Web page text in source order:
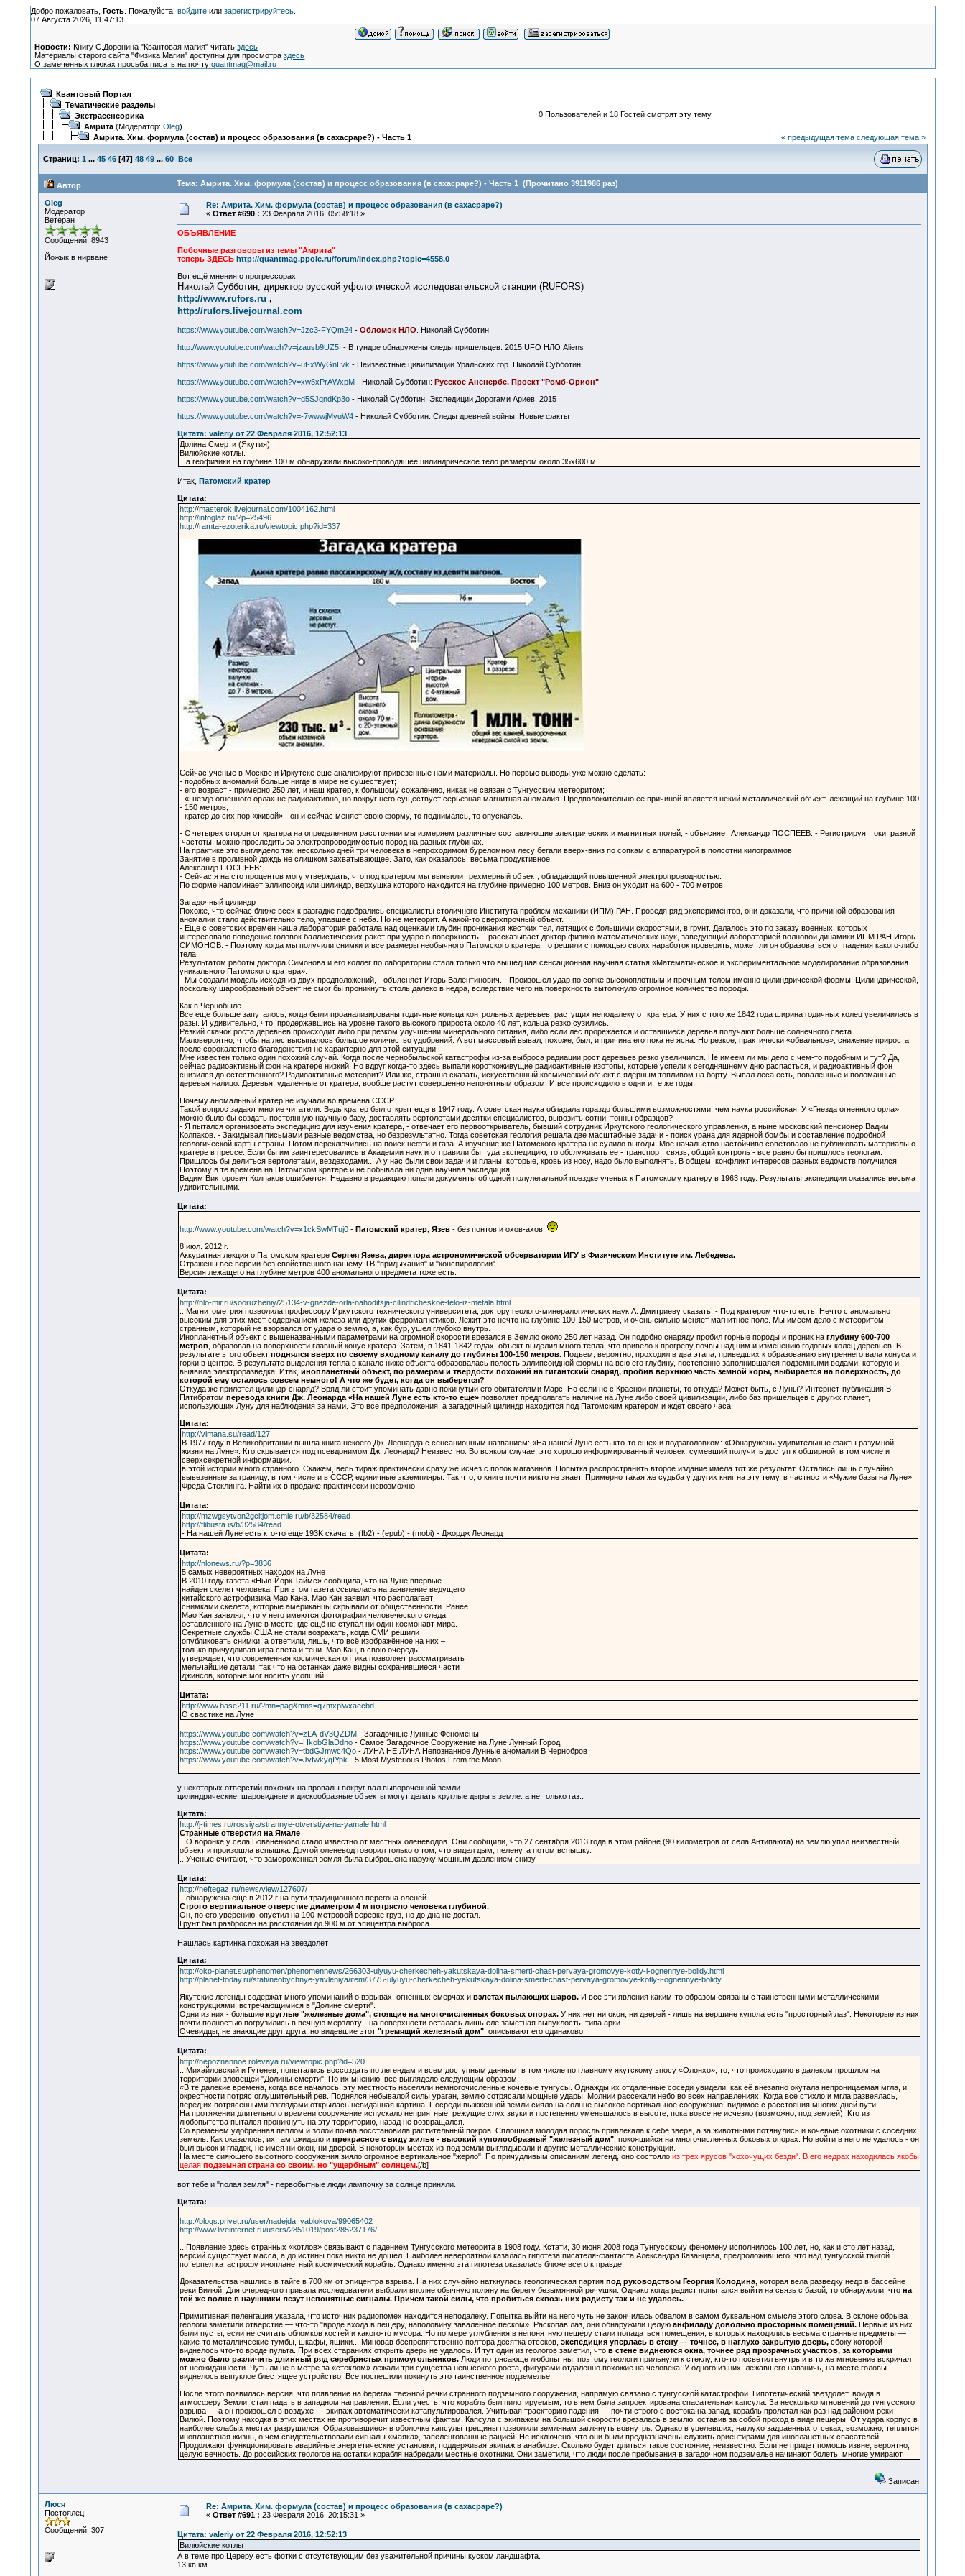
Добро пожаловать, Гость. Пожалуйста, войдитеили зарегистрируйтесь.
07 Августа 2026, 11:47:13
Новости: Книгу С.Доронина "Квантовая магия" читатьздесь
Материалы старого сайта "Физика Магии" доступны для просмотраздесь
О замеченных глюках просьба писать на почтуquantmag@mail.ru
Квантовый Портал
Тематические разделы
Экстрасенсорика
Амрита(Модератор: Oleg)
Амрита. Хим. формула (состав) и процесс образования (в сахасраре?) - Часть 1
0 Пользователей и 18 Гостей смотрят эту тему.
« предыдущая тема следующая тема »
Страниц: 1 ... 45 46[47] 48 49 ... 60 Все
Автор Тема: Амрита. Хим. формула (состав) и процесс образования (в сахасраре?) - Часть 1 (Прочитано 3911986 раз)
Oleg
Модератор
Ветеран
Сообщений: 8943
Йожык в нирване
Re: Амрита. Хим. формула (состав) и процесс образования (в сахасраре?)
« Ответ #690 : 23 Февраля 2016, 05:58:18 »
ОБЪЯВЛЕНИЕ
Побочные разговоры из темы "Амрита"
теперь ЗДЕСЬ http://quantmag.ppole.ru/forum/index.php?topic=4558.0
Вот ещё мнения о прогрессорах
Николай Субботин, директор русской уфологической исследовательской станции (RUFORS)
http://www.rufors.ru ,
http://rufors.livejournal.com
https://www.youtube.com/watch?v=Jzc3-FYQm24- Обломок НЛО . Николай Субботин
http://www.youtube.com/watch?v=jzausb9UZ5I - В тундре обнаружены следы пришельцев. 2015 UFO НЛО Aliens
https://www.youtube.com/watch?v=uf-xWyGnLvk - Неизвестные цивилизации Уральских гор. Николай Субботин
https://www.youtube.com/watch?v=xw5xPrAWxpM - Николай Субботин: Русское Аненербе. Проект "Ромб-Орион"
https://www.youtube.com/watch?v=d5SJqndKp3o- Николай Субботин. Экспедиции Дорогами Ариев. 2015
https://www.youtube.com/watch?v=-7wwwjMyuW4- Николай Субботин. Следы древней войны. Новые факты
Цитата: valeriy от 22 Февраля 2016, 12:52:13
Долина Смерти (Якутия)
Вилюйские котлы.
...а геофизики на глубине 100 м обнаружили высоко-проводящее цилиндрическое тело размером около 35х600 м.
Итак,
Патомский кратер
Цитата:
http://masterok.livejournal.com/1004162.html
http://infoglaz.ru/?p=25496
http://ramta-ezoterika.ru/viewtopic.php?id=337
Сейчас ученые в Москве и Иркутске еще анализируют привезенные нами материалы. Но первые выводы уже можно сделать:
- подобных аномалий больше нигде в мире не существует;
- его возраст - примерно 250 лет, и наш кратер, к большому сожалению, никак не связан с Тунгусским метеоритом;
- «Гнездо огненного орла» не радиоактивно, но вокруг него существует серьезная магнитная аномалия. Предположительно ее причиной является некий металлический объект, лежащий на глубине 100
- 150 метров;
- кратер до сих пор «живой» - он и сейчас меняет свою форму, то поднимаясь, то опускаясь.
- С четырех сторон от кратера на определенном расстоянии мы измеряем различные составляющие электрических и магнитных полей, - объясняет Александр ПОСПЕЕВ. - Регистрируя токи разной
частоты, можно проследить за электропроводимостью пород на разных глубинах.
На практике это выглядело так: несколько дней три человека в непроходимом буреломном лесу бегали вверх-вниз по сопкам с аппаратурой в полсотни килограммов.
Занятие в проливной дождь не слишком захватывающее. Зато, как оказалось, весьма продуктивное.
Александр ПОСПЕЕВ:
- Сейчас я на сто процентов могу утверждать, что под кратером мы выявили трехмерный объект, обладающий повышенной электропроводностью.
По форме напоминает эллипсоид или цилиндр, верхушка которого находится на глубине примерно 100 метров. Вниз он уходит на 600 - 700 метров.
Загадочный цилиндр
Похоже, что сейчас ближе всех к разгадке подобрались специалисты столичного Института проблем механики (ИПМ) РАН. Проведя ряд экспериментов, они доказали, что причиной образования
аномалии стало действительно тело, упавшее с неба. Но не метеорит. А какой-то сверхпрочный объект.
- Еще с советских времен наша лаборатория работала над оценками глубин проникания жестких тел, летящих с большими скоростями, в грунт. Делалось это по заказу военных, которых
интересовало поведение головок баллистических ракет при ударе о поверхность, - рассказывает доктор физико-математических наук, заведующий лабораторией волновой динамики ИПМ РАН Игорь
СИМОНОВ. - Поэтому когда мы получили снимки и все размеры необычного Патомского кратера, то решили с помощью своих наработок проверить, может ли он образоваться от падения какого-либо
тела.
Результатом работы доктора Симонова и его коллег по лаборатории стала только что вышедшая сенсационная научная статья «Математическое и экспериментальное моделирование образования
уникального Патомского кратера».
- Мы создали модель исходя из двух предположений, - объясняет Игорь Валентинович. - Произошел удар по сопке высокоплотным и прочным телом именно цилиндрической формы. Цилиндрической,
поскольку шарообразный объект не смог бы проникнуть столь далеко в недра, вследствие чего на поверхность вытолкнуло огромное количество породы.
Как в Чернобыле...
Все еще больше запуталось, когда были проанализированы годичные кольца контрольных деревьев, растущих неподалеку от кратера. У них с того же 1842 года ширина годичных колец увеличилась в
разы. И удивительно, что, продержавшись на уровне такого высокого прироста около 40 лет, кольца резко сузились.
Резкий скачок роста деревьев происходит либо при резком улучшении минерального питания, либо если лес прорежается и оставшиеся деревья получают больше солнечного света.
Маловероятно, чтобы на лес высыпалось большое количество удобрений. А вот массовый вывал, похоже, был, и причина его пока не ясна. Но резкое, практически «обвальное», снижение прироста
после сорокалетнего благоденствия не характерно для этой ситуации.
Мне известен только один похожий случай. Когда после чернобыльской катастрофы из-за выброса радиации рост деревьев резко увеличился. Не имеем ли мы дело с чем-то подобным и тут? Да,
сейчас радиоактивный фон на кратере низкий. Но вдруг когда-то здесь выпали короткоживущие радиоактивные изотопы, которые успели к сегодняшнему дню распасться, и радиоактивный фон
снизился до естественного? Радиоактивные метеорит? Или же, страшно сказать, искусственный космический объект с ядерным топливом на борту. Вывал леса есть, поваленные и поломанные
деревья налицо. Деревья, удаленные от кратера, вообще растут совершенно непонятным образом. И все происходило в одни и те же годы.
Почему аномальный кратер не изучали во времена СССР
Такой вопрос задают многие читатели. Ведь кратер был открыт еще в 1947 году. А советская наука обладала гораздо большими возможностями, чем наука российская. У «Гнезда огненного орла»
можно было бы создать постоянную научную базу, доставлять вертолетами десятки специалистов, вывозить сотни, тонны образцов?
- Я пытался организовать экспедицию для изучения кратера, - отвечает его первооткрыватель, бывший сотрудник Иркутского геологического управления, а ныне московский пенсионер Вадим
Колпаков. - Закидывал письмами разные ведомства, но безрезультатно. Тогда советская геология решала две масштабные задачи - поиск урана для ядерной бомбы и составление подробной
геологической карты страны. Потом переключились на поиск нефти и газа. А изучение же Патомского кратера не сулило выгоды. Мое начальство настойчиво советовало не публиковать материалы о
кратере в прессе. Если бы им заинтересовались в Академии наук и отправили бы туда экспедицию, то обслуживать ее - транспорт, связь, общий контроль - все равно бы пришлось геологам.
Пришлось бы делиться вертолетами, вездеходами... А у нас были свои задачи и планы, которые, кровь из носу, надо было выполнять. В общем, конфликт интересов разных ведомств получился.
Поэтому в те времена на Патомском кратере и не побывала ни одна научная экспедиция.
Вадим Викторович Колпаков ошибается. Недавно в редакцию попали документы об одной полулегальной поездке ученых к Патомскому кратеру в 1963 году. Результаты экспедиции оказались весьма
удивительными.
Цитата:
http://www.youtube.com/watch?v=x1ckSwMTuj0- Патомский кратер, Язев- без понтов и охов-ахов.
8 июл. 2012 г.
Аккуратная лекция о Патомском кратере Сергея Язева, директора астрономической обсерватории ИГУ в Физическом Институте им. Лебедева.
Отражены все версии без свойственного нашему ТВ "придыхания" и "конспирологии".
Версия лежащего на глубине метров 400 аномального предмета тоже есть.
Цитата:
http://nlo-mir.ru/sooruzheniy/25134-v-gnezde-orla-nahoditsja-cilindricheskoe-telo-iz-metala.html
...Магнитометрия позволила профессору Иркутского технического университета, доктору геолого-минералогических наук А. Дмитриеву сказать: - Под кратером что-то есть. Нечто с аномально
высоким для этих мест содержанием железа или других ферромагнетиков. Лежит это нечто на глубине 100-150 метров, и очень сильно меняет магнитное поле. Мы имеем дело с метеоритом
странным, который не взорвался от удара о землю, а, как бур, ушел глубоко внутрь.
Инопланетный объект с вышеназванными параметрами на огромной скорости врезался в Землю около 250 лет назад. Он подобно снаряду пробил горные породы и проник на глубину 600-700
метров, образовав на поверхности главный конус кратера. Затем, в 1841-1842 годах, объект выделил много тепла, что привело к прогреву почвы над ним и изменению годовых колец деревьев. В
результате этого объект поднялся вверх по своему входному каналу до глубины 100-150 метров.Подъем, вероятно, проходил в два этапа, приведших к образованию внутреннего вала конуса и
горки в центре. В результате выделения тепла в канале ниже объекта образовалась полость эллипсоидной формы на всю его глубину, постепенно заполнившаяся подземными водами, которую и
выявила электроразведка. Итак, инопланетный объект, по размерам и твердости похожий на гигантский снаряд, пробив верхнюю часть земной коры, выбирается на поверхность, до
которой ему осталось совсем немного! А что же будет, когда он выберется?
Откуда же прилетел цилиндр-снаряд? Вряд ли стоит упоминать давно покинутый его обитателями Марс. Но если не с Красной планеты, то откуда? Может быть, с Луны? Интернет-публикация В.
Пятибратом перевода книги Дж. Леонарда «На нашей Луне есть кто-то еще»позволяет предполагать наличие на Луне либо своей цивилизации, либо баз пришельцев с других планет,
использующих Луну для наблюдения за нами. Это все предположения, а загадочный цилиндр находится под Патомским кратером и ждет своего часа.
Цитата:
http://vimana.su/read/127
В 1977 году в Великобритании вышла книга некоего Дж. Леонарда с сенсационным названием: «На нашей Луне есть кто-то ещё» и подзаголовком: «Обнаружены удивительные факты разумной
жизни на Луне». Кто скрывается под псевдонимом Дж. Леонард? Неизвестно. Во всяком случае, это хорошо информированный человек, сумевший получить доступ к обширной, в том числе и
сверхсекретной информации.
в этой истории много странного. Скажем, весь тираж практически сразу же исчез с полок магазинов. Попытка распространить второе издание имела тот же результат. Остались лишь случайно
вывезенные за границу, в том числе и в СССР, единичные экземпляры. Так что, о книге почти никто не знает. Примерно такая же судьба у других книг на эту тему, в частности «Чужие базы на Луне»
Фреда Стеклинга. Найти их в продаже практически невозможно.
Цитата:
http://mzwgsytvon2gcltjom.cmle.ru/b/32584/read
http://flibusta.is/b/32584/read
- На нашей Луне есть кто-то еще 193K скачать: (fb2) - (epub) - (mobi) - Джордж Леонард
Цитата:
http://nlonews.ru/?p=3836
5 самых невероятных находок на Луне
В 2010 году газета «Нью-Йорк Таймс» сообщила, что на Луне впервые
найден скелет человека. При этом газета ссылалась на заявление ведущего
китайского астрофизика Мао Кана. Мао Кан заявил, что располагает
снимками скелета, которые американцы скрывали от общественности. Ранее
Мао Кан заявлял, что у него имеются фотографии человеческого следа,
оставленного на Луне в месте, где ещё не ступал ни один космонавт мира.
Секретные службы США не стали возражать, когда СМИ решили
опубликовать снимки, а ответили, лишь, что всё изображённое на них –
только причудливая игра света и тени. Мао Кан, в свою очередь,
утверждает, что современная космическая оптика позволяет рассматривать
мельчайшие детали, так что на останках даже видны сохранившиеся части
джинсов, которые мог носить усопший.
Цитата:
http://www.base211.ru/?mn=pag&mns=q7mxplwxaecbd
О свастике на Луне
https://www.youtube.com/watch?v=zLA-dV3QZDM - Загадочные Лунные Феномены
https://www.youtube.com/watch?v=HkobGlaDdno- Самое Загадочное Сооружение на Луне Лунный Город
https://www.youtube.com/watch?v=tbdGJmwc4Qo- ЛУНА НЕ ЛУНА Непознанное Лунные аномалии В Чернобров
https://www.youtube.com/watch?v=JvfwkyqIYpk - 5 Most Mysterious Photos From the Moon
у некоторых отверстий похожих на провалы вокруг вал вывороченной земли
цилиндрические, шаровидные и дискообразные объекты могут делать круглые дыры в земле. а не только газ..
Цитата:
http://j-times.ru/rossiya/strannye-otverstiya-na-yamale.html
Странные отверстия на Ямале
...О воронке у села Бованенково стало известно от местных оленеводов. Они сообщили, что 27 сентября 2013 года в этом районе (90 километров от села Антипаюта) на землю упал неизвестный
объект и произошла вспышка. Другой оленевод говорил только о том, что видел дым, пелену, а потом вспышку.
...Ученые считают, что замороженная земля была выброшена наружу мощным давлением снизу
Цитата:
http://neftegaz.ru/news/view/127607/
...обнаружена еще в 2012 г на пути традиционного перегона оленей.
Строго вертикальное отверстие диаметром 4 м потрясло человека глубиной.
Он, по его уверению, опустил на 100-метровой веревке груз, но до дна не достал.
Грунт был разбросан на расстоянии до 900 м от эпицентра выброса.
Нашлась картинка похожая на звездолет
Цитата:
http://oko-planet.su/phenomen/phenomennews/266303-ulyuyu-cherkecheh-yakutskaya-dolina-smerti-chast-pervaya-gromovye-kotly-i-ognennye-bolidy.html
http://planet-today.ru/stati/neobychnye-yavleniya/item/3775-ulyuyu-cherkecheh-yakutskaya-dolina-smerti-chast-pervaya-gromovye-kotly-i-ognennye-bolidy
Якутские легенды содержат много упоминаний о взрывах, огненных смерчах и взлетах пылающих шаров.И все эти явления каким-то образом связаны с таинственными металлическими
конструкциями, встречающимися в "Долине смерти".
Одни из них - большие круглые "железные дома", стоящие на многочисленных боковых опорах.У них нет ни окон, ни дверей - лишь на вершине купола есть "просторный лаз". Некоторые из них
почти полностью погрузились в вечную мерзлоту - на поверхности осталась лишь еле заметная выпуклость, типа арки.
Очевидцы, не знающие друг друга, но видевшие этот "гремящий железный дом", описывают его одинаково.
Цитата:
http://nepoznannoe.rolevaya.ru/viewtopic.php?id=520
...Михайловский и Гутенев, попытались воссоздать по легендам и всем доступным данным, в том числе по главному якутскому эпосу «Олонхо», то, что происходило в далеком прошлом на
территории зловещей "Долины смерти". По их мнению, все выглядело следующим образом:
«В те далекие времена, когда все началось, эту местность населяли немногочисленные кочевые тунгусы. Однажды их отдаленные соседи увидели, как её внезапно окутала непроницаемая мгла, и
окрестности потряс оглушительный рев. Поднялся небывалой силы ураган, землю сотрясали мощные удары. Молнии рассекали небо во всех направлениях. Когда все стихло и мгла развеялась,
перед их потрясенными взглядами открылась невиданная картина. Посреди выжженной земли сияло на солнце высокое вертикальное сооружение, видимое с расстояния многих дней пути.
На протяжении длительного времени сооружение испускало неприятные, режущие слух звуки и постепенно уменьшалось в высоте, пока вовсе не исчезло (возможно, под землей). Кто из
любопытства пытался проникнуть на эту территорию, назад не возвращался.
Со временем удобренная пеплом и золой почва восстановила растительный покров. Сплошная молодая поросль привлекала к себе зверя, а за животными потянулись и кочевые охотники с соседних
земель. Как оказалось, их там ожидало и прекрасное с виду жилье - высокий куполообразный "железный дом", покоящийся на многочисленных боковых опорах. Но войти в него не удалось - он
был высок и гладок, не имея ни окон, ни дверей. В некоторых местах из-под земли выглядывали и другие металлические конструкции.
На месте сияющего высотного сооружения зияло огромное вертикальное "жерло". По причудливым описаниям легенд, оно состояло из трех ярусов "хохочущих бездн". В его недрах находилась якобы
целая подземная страна со своим, но "ущербным" солнцем.[/b]
вот тебе и "полая земля" - первобытные люди лампочку за солнце приняли..
Цитата:
http://blogs.privet.ru/user/nadejda_yablokova/99065402
http://www.liveinternet.ru/users/2851019/post285237176/
...Появление здесь странных «котлов» связывают с падением Тунгусского метеорита в 1908 году. Кстати, 30 июня 2008 года Тунгусскому феномену исполнилось 100 лет, но, как и сто лет назад,
версий существует масса, а до истины пока никто не дошел. Наиболее невероятной казалась гипотеза писателя-фантаста Александра Казанцева, предположившего, что над тунгусской тайгой
потерпел катастрофу инопланетный космический корабль. Однако именно эта гипотеза оказалась ближе всего к правде.
Доказательства нашлись в тайге в 700 км от эпицентра взрыва. На них случайно наткнулась геологическая партия под руководством Георгия Колодина, которая вела разведку недр в бассейне
реки Вилюй. Для очередного привала исследователи выбрали вполне обычную поляну на берегу безымянной речушки. Однако когда радист попытался выйти на связь с базой, то обнаружили, что на
той же волне в наушники лезут непонятные сигналы. Причем такой силы, что пробиться сквозь них радисту так и не удалось.
Примитивная пеленгация указала, что источник радиопомех находится неподалеку. Попытка выйти на него чуть не закончилась обвалом в самом буквальном смысле этого слова. В склоне обрыва
геологи заметили отверстие — что-то "вроде входа в пещеру, наполовину заваленное песком». Раскопав лаз, они обнаружили целую анфиладу довольно просторных помещений. Первые из них
были пусты, если не считать обломков костей и какого-то мусора. Но по мере углубления в непонятную пещеру стали попадаться помещения, в которых находились весьма странные предметы —
какие-то металлические тумбы, шкафы, ящики... Миновав беспрепятственно полтора десятка отсеков, экспедиция уперлась в стену — точнее, в наглухо закрытую дверь,сбоку которой
виднелось что-то вроде пульта. При всех стараниях открыть дверь не удалось. И тут один из геологов заметил, что в стене виднеются окна, точнее ряд прозрачных участков, за которыми
можно было различить длинный ряд серебристых прямоугольников.Люди потрясающе любопытны, поэтому геологи прильнули к стеклу, кто-то посветил внутрь и в то же мгновение вскричал
от неожиданности. Чуть ли не в метре за «стеклом» лежали три существа невысокого роста, фигурами отдаленно похожие на человека. У одного из них, лежавшего навзничь, на месте головы
виднелось выпуклое блестящее устройство. Все поспешили покинуть это таинственное подземелье.
После этого появилась версия, что появление на берегах таежной речки странного подземного сооружения, напрямую связано с тунгусской катастрофой. Гипотетический звездолет, войдя в
атмосферу Земли, стал падать в западном направлении. Если учесть, что корабль был пилотируемым, то в нем была запроектирована спасательная капсула. За несколько мгновений до тунгусского
взрыва — а он произошел в воздухе — экипаж автоматически катапультировался. Учитывая траекторию падения — почти строго с востока на запад, корабль пролетал как раз над районом реки
Вилюй. Поэтому находка в этих местах не противоречит известным фактам. Капсула с экипажем на большой скорости врезалась в землю, оставив за собой проход в виде пещеры. От удара корпус в
наиболее слабых местах разрушился. Образовавшиеся в оболочке капсулы трещины позволили землянам заглянуть вовнутрь. Однако в уцелевших, наглухо задраенных отсеках, возможно, теплится
инопланетная жизнь, о чем свидетельствовали сигналы «маяка», запеленгованные рацией. Не исключено, что они были предназначены служить ориентирами для инопланетных спасателей.
Продолжают функционировать аварийные энергетические установки, поддерживая экипаж в анабиозе. Сколько будет длиться такое состояние, неизвестно. Если не придет помощь извне, вероятно,
целую вечность. До российских геологов на остатки корабля набредали местные охотники. Они заметили, что люди после пребывания в загадочном подземелье начинают болеть, многие умирают.
Записан
Люся
Постоялец
Сообщений: 307
Re: Амрита. Хим. формула (состав) и процесс образования (в сахасраре?)
« Ответ #691 : 23 Февраля 2016, 20:15:31 »
Цитата: valeriy от 22 Февраля 2016, 12:52:13
Вилюйские котлы
А в теме про Цереру есть фотки с отсутствующим без уважительной причины куском ландшафта.
13 кв км